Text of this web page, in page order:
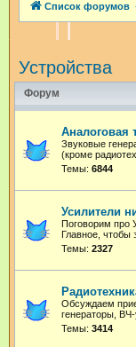
Список форумов
Устройства
Форум
Аналоговая
Звуковые
(кроме
Темы: 6844
Усилители
Поговорим про
Главное, чтобы
Темы: 2327
Обсуждаем
генераторы,
Темы: 3414